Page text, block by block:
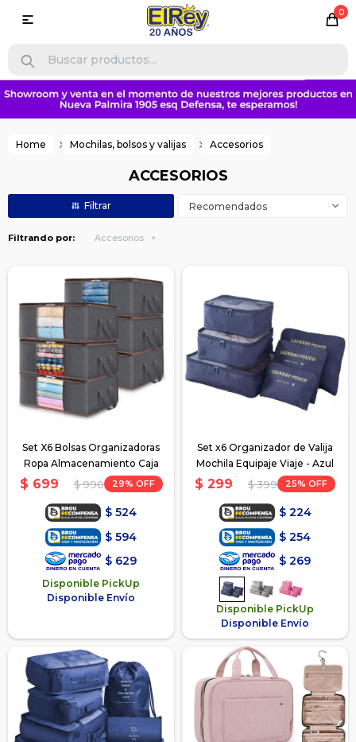
0

Home Mochilas, bolsos y valijas Accesorios
ACCESORIOS
Recomendados
Filtrando por: Accesorios
Set X6 Bolsas Organizadoras
Ropa Almacenamiento Caja
$ 699 $ 990 29
$ 524
$ 594
$ 629
Disponible PickUp
Disponible Envío
Set x6 Organizador de Valija
Mochila Equipaje Viaje - Azul
$ 299 $ 399 25
$ 224
$ 254
$ 269
Disponible PickUp
Disponible Envío